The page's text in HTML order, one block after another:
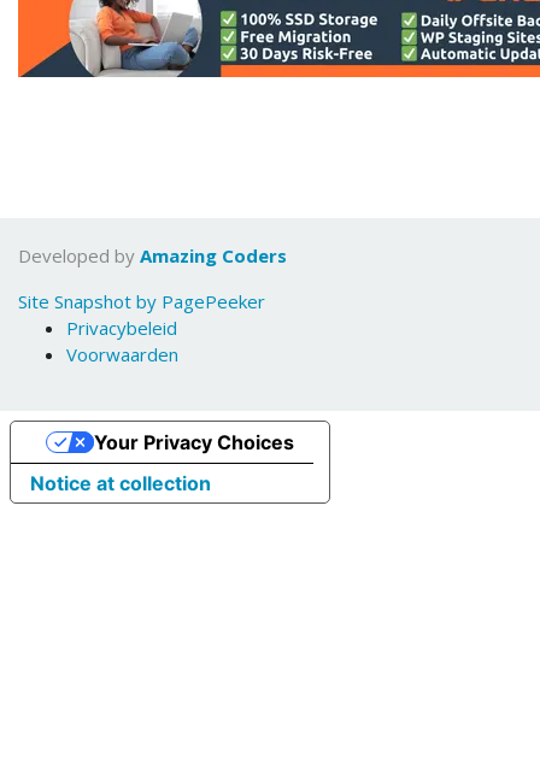
Developed by Amazing Coders
Site Snapshot by PagePeeker
Privacybeleid
Voorwaarden
Notice at collection
Your Privacy Choices